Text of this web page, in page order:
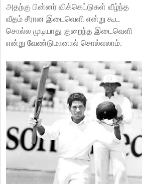
அதற்கு பின்னர் விக்கெட்டுகள் வீழ்ந்த
வீதம் சீரான இடைவெளி என்று கூட
சொல்ல முடியாது குறைந்த இடைவெளி
என்று வேண்டுமானால் சொல்லலாம்.